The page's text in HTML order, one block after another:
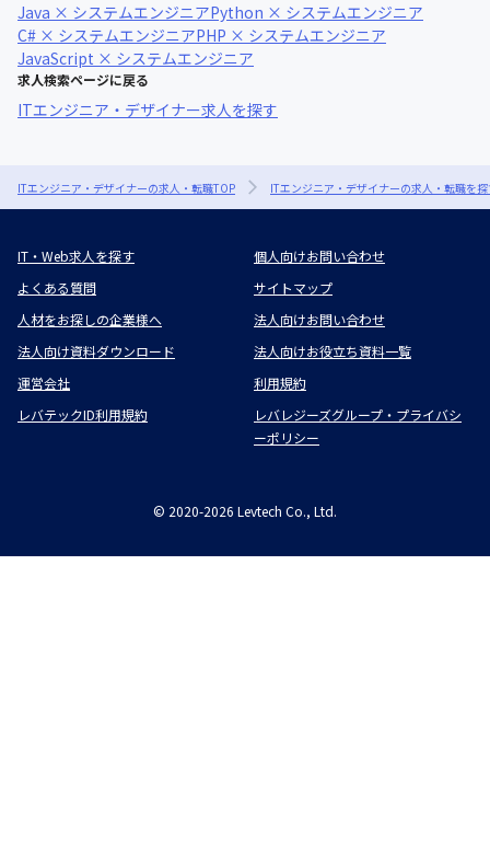
Java × システムエンジニアPython × システムエンジニア
C# × システムエンジニアPHP × システムエンジニア
JavaScript × システムエンジニア
求人検索ページに戻る
ITエンジニア・デザイナー求人を探す
ITエンジニア・デザイナーの求人・転職TOP ITエンジニア・デザイナーの求人・転職を
IT・Web求人を探す
個人向けお問い合わせ
よくある質問
サイトマップ
人材をお探しの企業様へ
法人向けお問い合わせ
法人向け資料ダウンロード
法人向けお役立ち資料一覧
運営会社
利用規約
レバテックID利用規約
レバレジーズグループ・プライバシ
ーポリシー
© 2020-2026 Levtech Co., Ltd.